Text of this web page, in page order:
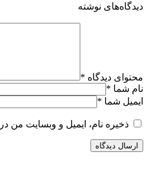
دیدگاه‌های نوشته
محتوای دیدگاه *
نام شما *
ایمیل شما *
ذخیره نام، ایمیل و وبسایت من